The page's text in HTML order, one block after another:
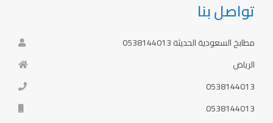
تواصل بنا
مطابخ السعودية الحديثة 0538144013
الرياض
0538144013
0538144013